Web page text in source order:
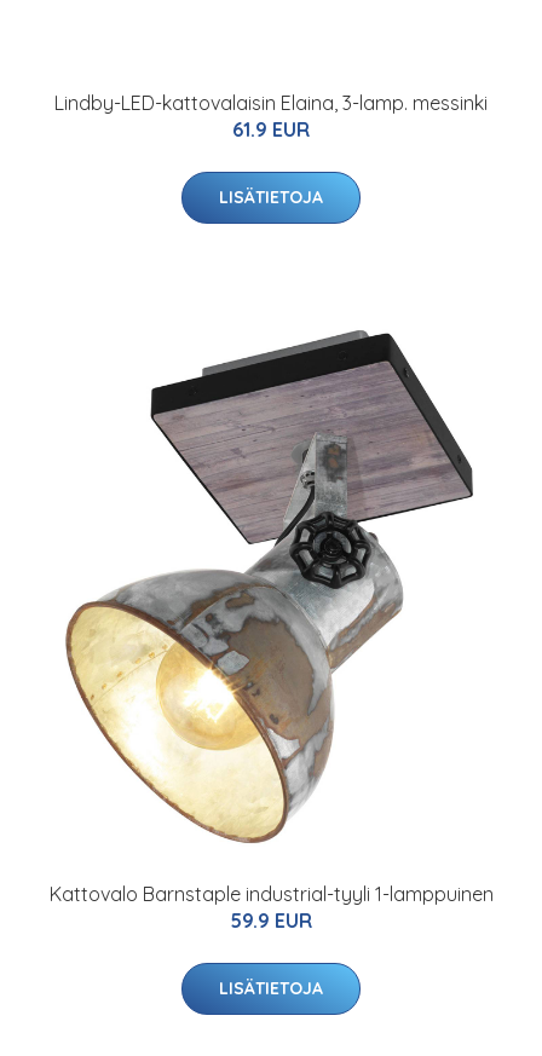
Lindby-LED-kattovalaisin Elaina, 3-lamp. messinki
61.9 EUR
LISÄTIETOJA
Kattovalo Barnstaple industrial-tyyli 1-lamppuinen
59.9 EUR
LISÄTIETOJA